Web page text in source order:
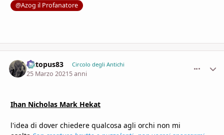
@Azog il Profanatore
Octopus83 Circolo degli Antichi
25 Marzo 20215 anni
Ihan Nicholas Mark Hekat
l'idea di dover chiedere qualcosa agli orchi non mi